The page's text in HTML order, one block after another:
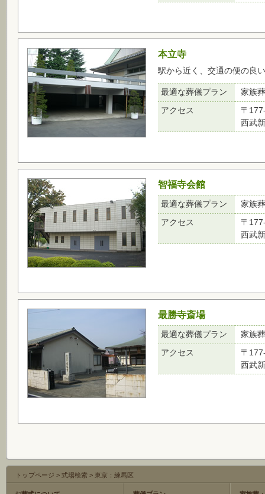
本立寺
駅から近く、交通の便の良
最適な葬儀プラン
家族
アクセス
〒
西武
智福寺会館
最適な葬儀プラン
家族
アクセス
〒
西武
最勝寺斎場
最適な葬儀プラン
家族
アクセス
〒
西武
トップページ > 式場検索 > 東京：練馬区